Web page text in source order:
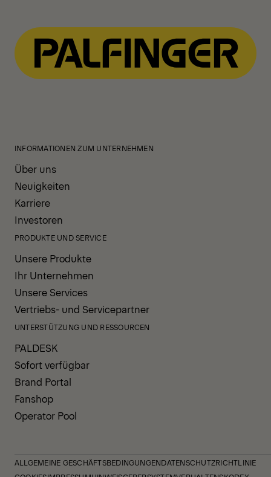
INFORMATIONEN ZUM UNTERNEHMEN
Über uns
Neuigkeiten
Karriere
Investoren
PRODUKTE UND SERVICE
Unsere Produkte
Ihr Unternehmen
Unsere Services
Vertriebs- und Servicepartner
UNTERSTÜTZUNG UND RESSOURCEN
PALDESK
Sofort verfügbar
Brand Portal
Fanshop
Operator Pool
ALLGEMEINE GESCHÄFTSBEDINGUNGENDATENSCHUTZRICHTLINIE